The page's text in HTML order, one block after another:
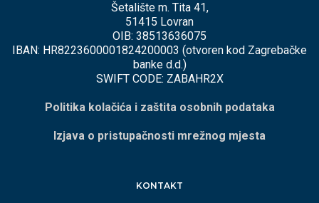
Šetalište m. Tita 41,
51415 Lovran
OIB: 38513636075
IBAN: HR8223600001824200003 (otvoren kod Zagrebačke
banke d.d.)
SWIFT CODE: ZABAHR2X
Politika kolačića i zaštita osobnih podataka
Izjava o pristupačnosti mrežnog mjesta
KONTAKT